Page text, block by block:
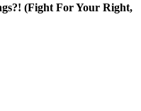
(Fight For Your Right,